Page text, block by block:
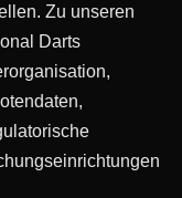
Zu unseren
Darts